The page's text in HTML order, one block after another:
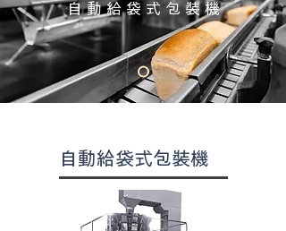
自動給袋式包裝機
自動給袋式包裝機